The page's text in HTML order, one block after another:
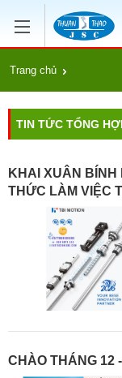
Trang chủ
TIN TỨC TỔNG
KHAI XUÂN BÍNH
THỨC LÀM VIỆC
CHÀO THÁNG 12